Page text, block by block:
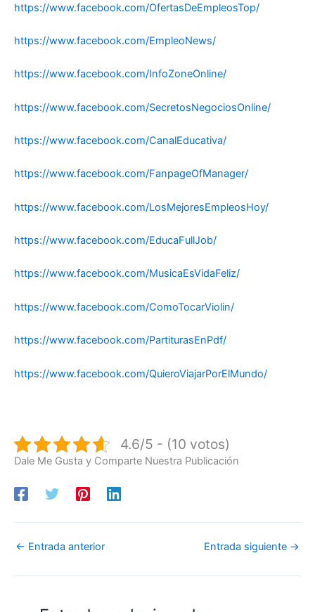
https://www.facebook.com/OfertasDeEmpleosTop/
https://www.facebook.com/EmpleoNews/
https://www.facebook.com/InfoZoneOnline/
https://www.facebook.com/SecretosNegociosOnline/
https://www.facebook.com/CanalEducativa/
https://www.facebook.com/FanpageOfManager/
https://www.facebook.com/LosMejoresEmpleosHoy/
https://www.facebook.com/EducaFullJob/
https://www.facebook.com/MusicaEsVidaFeliz/
https://www.facebook.com/ComoTocarViolin/
https://www.facebook.com/PartiturasEnPdf/
https://www.facebook.com/QuieroViajarPorElMundo/
4.6/5 - (10 votos)
Dale Me Gusta y Comparte Nuestra Publicación
← Entrada anterior Entrada siguiente →